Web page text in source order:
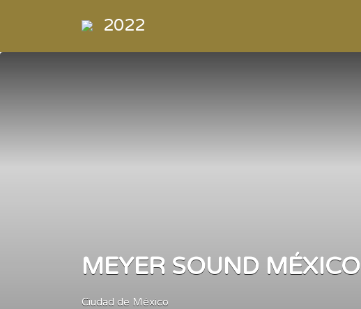
2022
Buscar
por:
MEYER SOUND MÉXICO
Ciudad de México